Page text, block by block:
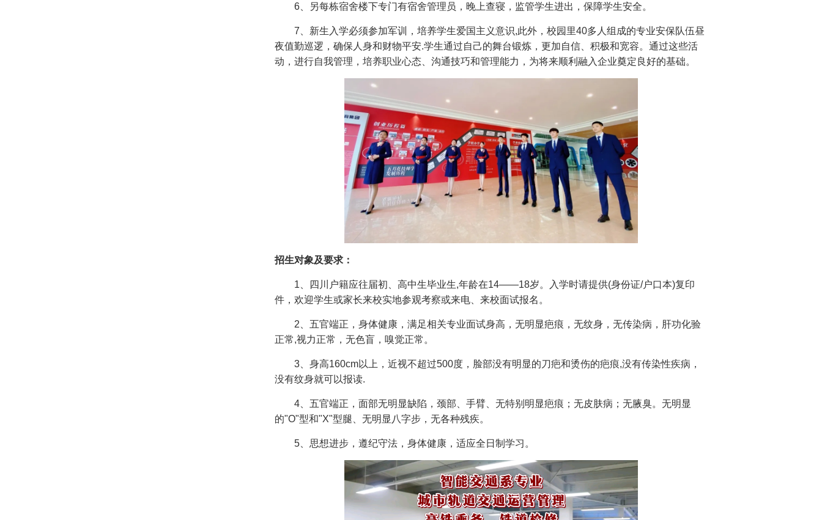
6、另每栋宿舍楼下专门有宿舍管理员，晚上查寝，监管学生进出，保障学生安全。
7、新生入学必须参加军训，培养学生爱国主义意识,此外，校园里40多人组成的专业安保队伍昼
夜值勤巡逻，确保人身和财物平安.学生通过自己的舞台锻炼，更加自信、积极和宽容。通过这些活
动，进行自我管理，培养职业心态、沟通技巧和管理能力，为将来顺利融入企业奠定良好的基础。
招生对象及要求：
1、四川户籍应往届初、高中生毕业生,年龄在14——18岁。入学时请提供(身份证/户口本)复印
件，欢迎学生或家长来校实地参观考察或来电、来校面试报名。
2、五官端正，身体健康，满足相关专业面试身高，无明显疤痕，无纹身，无传染病，肝功化验
正常,视力正常，无色盲，嗅觉正常。
3、身高160cm以上，近视不超过500度，脸部没有明显的刀疤和烫伤的疤痕,没有传染性疾病，
没有纹身就可以报读.
4、五官端正，面部无明显缺陷，颈部、手臂、无特别明显疤痕；无皮肤病；无腋臭。无明显
的"O"型和"X"型腿、无明显八字步，无各种残疾。
5、思想进步，遵纪守法，身体健康，适应全日制学习。